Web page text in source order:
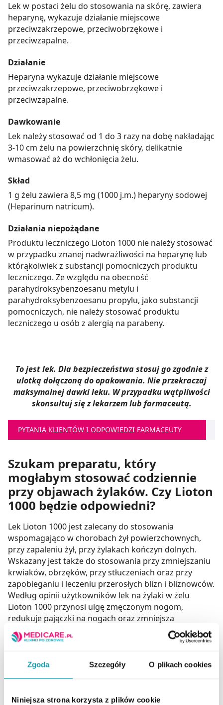
Zgoda Szczegóły O plikach cookies
Niniejsza strona korzysta z plików cookie
Lek w postaci żelu do stosowania na skórę, zawiera
heparynę, wykazuje działanie miejscowe
przeciwzakrzepowe, przeciwobrzękowe i
przeciwzapalne.
Działanie
Heparyna wykazuje działanie miejscowe
przeciwzakrzepowe, przeciwobrzękowe i
przeciwzapalne.
Dawkowanie
Lek należy stosować od 1 do 3 razy na dobę nakładając
3-10 cm żelu na powierzchnię skóry, delikatnie
wmasować aż do wchłonięcia żelu.
Skład
1 g żelu zawiera 8,5 mg (1000 j.m.) heparyny sodowej
(Heparinum natricum).
Działania niepożądane
Produktu leczniczego Lioton 1000 nie należy stosować
w przypadku znanej nadwrażliwości na heparynę lub
którąkolwiek z substancji pomocniczych produktu
leczniczego. Ze względu na obecność
parahydroksybenzoesanu metylu i
parahydroksybenzoesanu propylu, jako substancji
pomocniczych, nie należy stosować produktu
leczniczego u osób z alergią na parabeny.
To jest lek. Dla bezpieczeństwa stosuj go zgodnie z
ulotką dołączoną do opakowania. Nie przekraczaj
maksymalnej dawki leku. W przypadku wątpliwości
skonsultuj się z lekarzem lub farmaceutą.
PYTANIA KLIENTÓW I ODPOWIEDZI FARMACEUTY
Szukam preparatu, który
mogłabym stosować codziennie
przy objawach żylaków. Czy Lioton
1000 będzie odpowiedni?
Lek Lioton 1000 jest zalecany do stosowania
wspomagająco w chorobach żył powierzchownych,
przy zapaleniu żył, przy żylakach kończyn dolnych.
Wskazany jest także do stosowania przy zmniejszaniu
krwiaków, obrzęków, przy stłuczeniach oraz przy
zapobieganiu i leczeniu przerosłych blizn i bliznowców.
Według opinii użytkowników lek na żylaki w żelu
Lioton 1000 przynosi ulgę zmęczonym nogom,
redukuje pajączki na nogach oraz zmniejsza
dolegliwości bólowe po długotrwałym staniu lub
siedzeniu.
Jestem w 7-mym miesiącu ciąży i
zaczęły mi się pojawiać żylaki. Czy